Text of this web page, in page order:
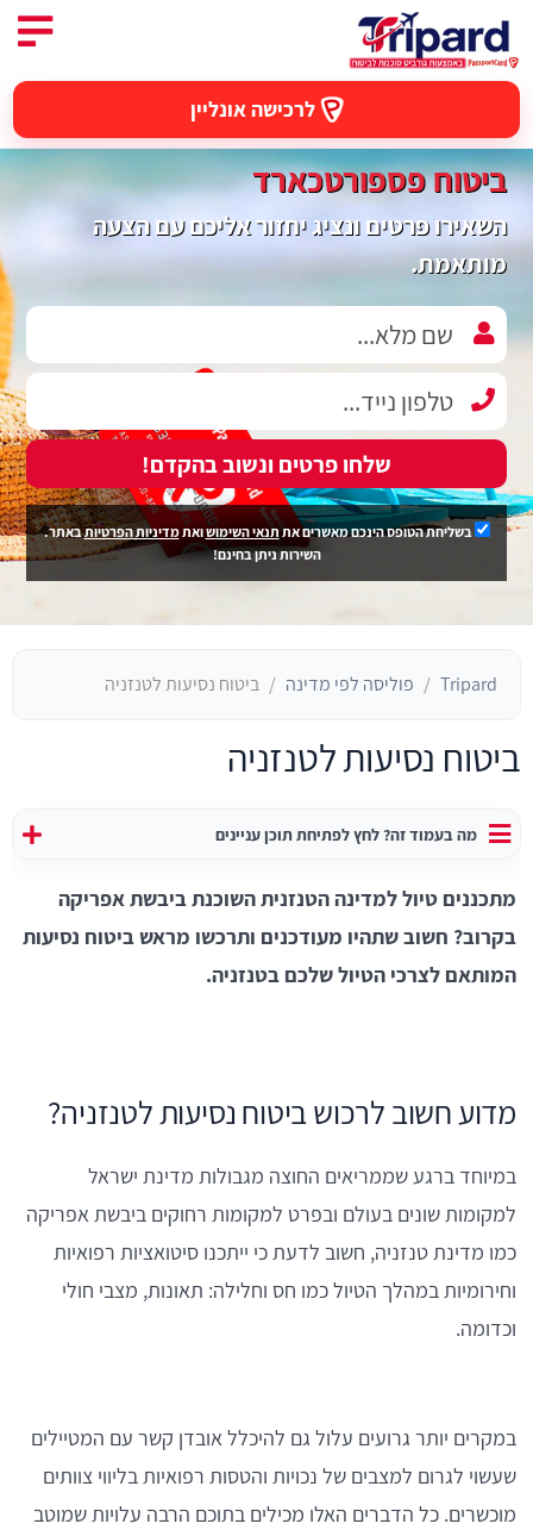
לרכישה אונליין
ביטוח פספורטכארד
השאירו פרטים ונציג יחזור אליכם עם הצעה
מותאמת.
שלחו פרטים ונשוב בהקדם!
בשליחת הטופס הינכם מאשרים אתתנאי השימושואתמדיניות הפרטיותבאתר.
השירות ניתן בחינם!
Tripard פוליסה לפי מדינה ביטוח נסיעות לטנזניה
ביטוח נסיעות לטנזניה
מה בעמוד זה? לחץ לפתיחת תוכן עניינים
מתכננים טיול למדינה הטנזנית השוכנת ביבשת אפריקה
בקרוב? חשוב שתהיו מעודכנים ותרכשו מראש ביטוח נסיעות
המותאם לצרכי הטיול שלכם בטנזניה.
מדוע חשוב לרכוש ביטוח נסיעות לטנזניה?
במיוחד ברגע שממריאים החוצה מגבולות מדינת ישראל
למקומות שונים בעולם ובפרט למקומות רחוקים ביבשת אפריקה
כמו מדינת טנזניה, חשוב לדעת כי ייתכנו סיטואציות רפואיות
וחירומיות במהלך הטיול כמו חס וחלילה: תאונות, מצבי חולי
וכדומה.
במקרים יותר גרועים עלול גם להיכלל אובדן קשר עם המטיילים
שעשוי לגרום למצבים של נכויות והטסות רפואיות בליווי צוותים
מוכשרים. כל הדברים האלו מכילים בתוכם הרבה עלויות שמוטב